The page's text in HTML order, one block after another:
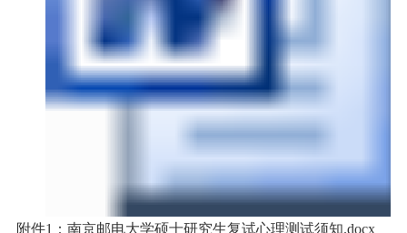
附件1：南京邮电大学硕士研究生复试心理测试须知.docx